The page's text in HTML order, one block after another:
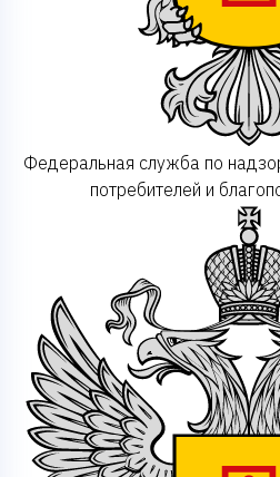
Федеральная служба по
потребителей и